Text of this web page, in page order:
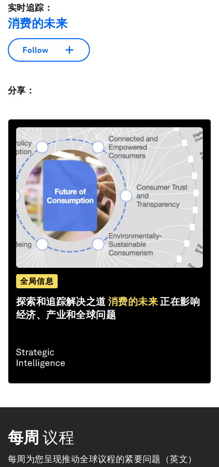
实时追踪：
消费的未来
Follow
分享：
全局信息
探索和追踪解决之道消费的未来正在影响
经济、产业和全球问题
每周 议程
每周为您呈现推动全球议程的紧要问题（英文）